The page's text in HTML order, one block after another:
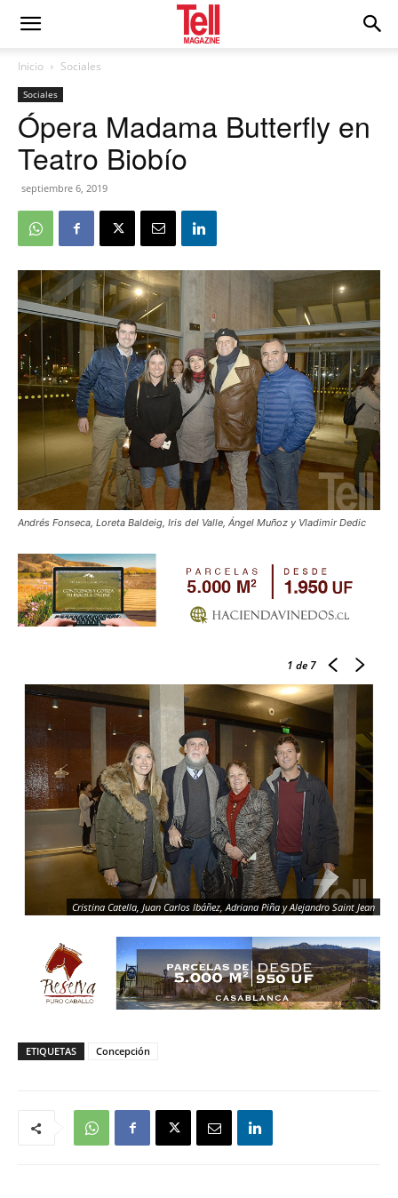
Inicio Sociales
Sociales
Ópera Madama Butterfly en
Teatro Biobío
septiembre 6, 2019
Andrés Fonseca, Loreta Baldeig, Iris del Valle, Ángel Muñoz y Vladimir Dedic
1 de 7
Cristina Catella, Juan Carlos Ibáñez, Adriana Piña y Alejandro Saint Jean
ETIQUETAS Concepción